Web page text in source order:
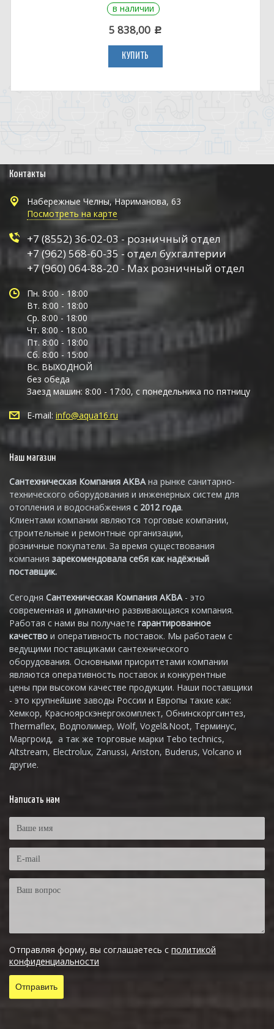
в наличии
5 838,00 c
КУПИТЬ
Контакты
Набережные Челны, Нариманова, 63
Посмотреть на карте
+7 (8552) 36-02-03 - розничный отдел
+7 (962) 568-60-35 - отдел бухгалтерии
+7 (960) 064-88-20 - Max розничный отдел
Пн. 8:00 - 18:00
Вт. 8:00 - 18:00
Ср. 8:00 - 18:00
Чт. 8:00 - 18:00
Пт. 8:00 - 18:00
Сб. 8:00 - 15:00
Вс. ВЫХОДНОЙ
без обеда
Заезд машин: 8:00 - 17:00, с понедельника по пятницу
E-mail: info@aqua16.ru
Наш магазин
Сантехническая Компания АКВАна рынке санитарно-
технического оборудования и инженерных систем для
отопления и водоснабжения с 2012 года.
Клиентами компании являются торговые компании,
строительные и ремонтные организации,
розничные покупатели. За время существования
компания зарекомендовала себя как надёжный
поставщик.
Сегодня Сантехническая Компания АКВА - это
современная и динамично развивающаяся компания.
Работая с нами вы получаете гарантированное
качество и оперативность поставок. Мы работаем с
ведущими поставщиками сантехнического
оборудования. Основными приоритетами компании
являются оперативность поставок и конкурентные
цены при высоком качестве продукции. Наши поставщики
- это крупнейшие заводы России и Европы такие как:
Хемкор, Красноярскэнергокомплект, Обнинскоргсинтез,
Thermaflex, Водполимер, Wolf, Vogel&Noot, Терминус,
Маргроид, а так же торговые марки Tebo technics,
Altstream, Electrolux, Zanussi, Ariston, Buderus, Volcano и
другие.
Написать нам
Отправляя форму, вы соглашаетесь с политикой
конфиденциальности